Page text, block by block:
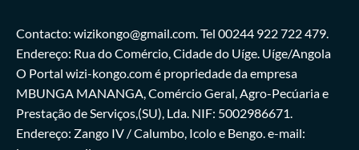
Contacto: wizikongo@gmail.com. Tel 00244 922 722 479.
Endereço: Rua do Comércio, Cidade do Uíge. Uíge/Angola
O Portal wizi-kongo.com é propriedade da empresa
MBUNGA MANANGA, Comércio Geral, Agro-Pecúaria e
Prestação de Serviços,(SU), Lda. NIF: 5002986671.
Endereço: Zango IV / Calumbo, Icolo e Bengo. e-mail: